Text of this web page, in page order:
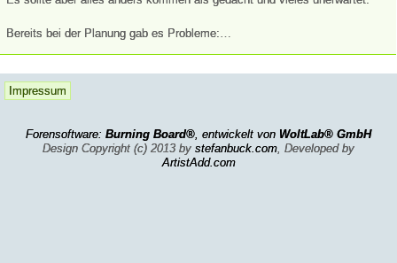
Bereits bei der Planung gab es Probleme:…
Impressum
Forensoftware: Burning Board®, entwickelt von WoltLab® GmbH
Design Copyright (c) 2013 by stefanbuck.com, Developed by
ArtistAdd.com